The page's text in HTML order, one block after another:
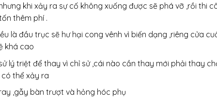
khi xảy ra sự cố không xuống được sẽ phá vỡ ,rồi thi
thêm phí .
là đầu trục sẽ hư hại cong vênh vì biến dạng ,riêng cửa
khá cao
lý triệt để thay vì chỉ sử ,cái nào cần thay mới phải thay
thể xảy ra
,gẫy bàn trượt và hỏng hóc phụ